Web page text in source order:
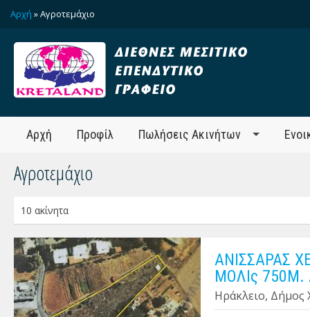
Αρχή » Αγροτεμάχιο
Αρχή Προφίλ Πωλήσεις Ακινήτων
Αγροτεμάχιο
10 ακίνητα
ΑΝΙΣΣΑΡΑΣ
ΜΟΛΙς
Ηράκλειο, Δήμος